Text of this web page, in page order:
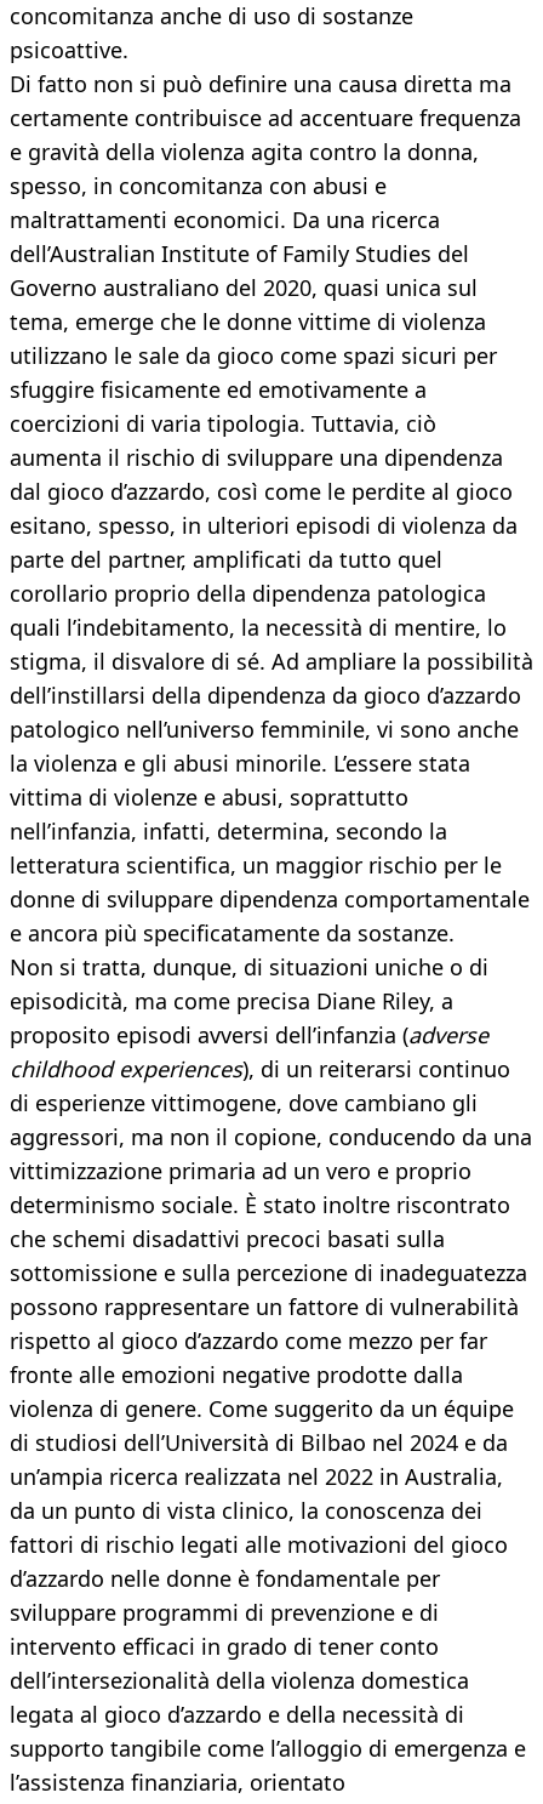
concomitanza anche di uso di sostanze
psicoattive.
Di fatto non si può definire una causa diretta ma
certamente contribuisce ad accentuare frequenza
e gravità della violenza agita contro la donna,
spesso, in concomitanza con abusi e
maltrattamenti economici. Da una ricerca
dell’Australian Institute of Family Studies del
Governo australiano del 2020, quasi unica sul
tema, emerge che le donne vittime di violenza
utilizzano le sale da gioco come spazi sicuri per
sfuggire fisicamente ed emotivamente a
coercizioni di varia tipologia. Tuttavia, ciò
aumenta il rischio di sviluppare una dipendenza
dal gioco d’azzardo, così come le perdite al gioco
esitano, spesso, in ulteriori episodi di violenza da
parte del partner, amplificati da tutto quel
corollario proprio della dipendenza patologica
quali l’indebitamento, la necessità di mentire, lo
stigma, il disvalore di sé. Ad ampliare la possibilità
dell’instillarsi della dipendenza da gioco d’azzardo
patologico nell’universo femminile, vi sono anche
la violenza e gli abusi minorile. L’essere stata
vittima di violenze e abusi, soprattutto
nell’infanzia, infatti, determina, secondo la
letteratura scientifica, un maggior rischio per le
donne di sviluppare dipendenza comportamentale
e ancora più specificatamente da sostanze.
Non si tratta, dunque, di situazioni uniche o di
episodicità, ma come precisa Diane Riley, a
proposito episodi avversi dell’infanzia (adverse
childhood experiences), di un reiterarsi continuo
di esperienze vittimogene, dove cambiano gli
aggressori, ma non il copione, conducendo da una
vittimizzazione primaria ad un vero e proprio
determinismo sociale. È stato inoltre riscontrato
che schemi disadattivi precoci basati sulla
sottomissione e sulla percezione di inadeguatezza
possono rappresentare un fattore di vulnerabilità
rispetto al gioco d’azzardo come mezzo per far
fronte alle emozioni negative prodotte dalla
violenza di genere. Come suggerito da un équipe
di studiosi dell’Università di Bilbao nel 2024 e da
un’ampia ricerca realizzata nel 2022 in Australia,
da un punto di vista clinico, la conoscenza dei
fattori di rischio legati alle motivazioni del gioco
d’azzardo nelle donne è fondamentale per
sviluppare programmi di prevenzione e di
intervento efficaci in grado di tener conto
dell’intersezionalità della violenza domestica
legata al gioco d’azzardo e della necessità di
supporto tangibile come l’alloggio di emergenza e
l’assistenza finanziaria, orientato